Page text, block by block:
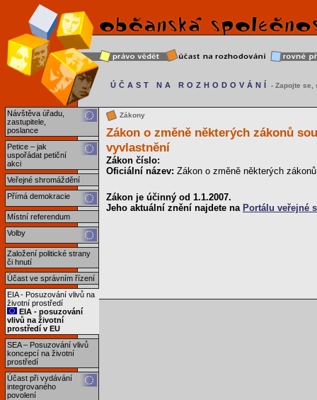
Návštěva úřadu,
zastupitele,
poslance
Petice – jak
uspořádat petiční
akci
Veřejné shromáždění
Přímá demokracie
Místní referendum
Volby
Založení politické strany
či hnutí
Účast ve správním řízení
EIA - Posuzování vlivů na
životní prostředí
EIA - posuzování
vlivů na životní
prostředí v EU
SEA – Posuzování vlivů
koncepcí na životní
prostředí
Účast při vydávání
integrovaného
povolení
ÚČAST NA ROZHODOVÁNÍ - Zapojte se,
Zákony
Zákon o změně některých zákonů
vyvlastnění
Zákon číslo:
Oficiální název: Zákon o změně některých
Zákon je účinný od 1.1.2007.
Jeho aktuální znění najdete na Portálu veřejné